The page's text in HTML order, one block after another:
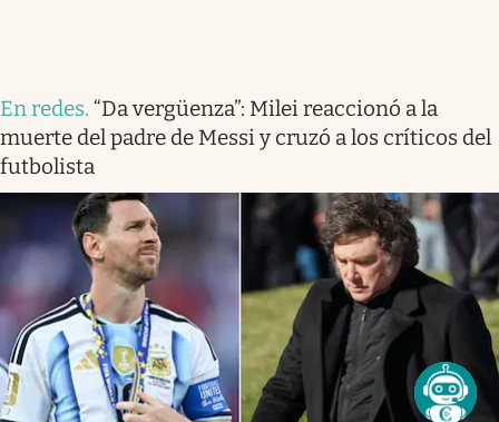
En redes. “Da vergüenza”: Milei reaccionó a la
muerte del padre de Messi y cruzó a los críticos del
futbolista